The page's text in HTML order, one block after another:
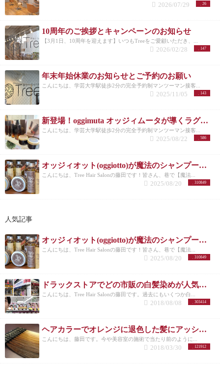
26
2026/07/29
10周年のご挨拶とキャンペーンのお知らせ
【3月1日、10周年を迎えます】いつもTreeをご愛顧いただき、...
147
2026/02/28
年末年始休業のお知らせとご予約のお願い
こんにちは、学芸大学駅徒歩2分の完全予約制マンツーマン接客...
143
2025/11/05
新登場！oggimuta オッジィムータが導くラグジュアリーな髪の未来
こんにちは、学芸大学駅徒歩2分の完全予約制マンツーマン接客...
586
2025/08/22
オッジィオット(oggiotto)が魔法のシャンプーと呼ばれる理由！取扱店だからこそ分かる髪質改善力
こんにちは、Tree Hair Salonの藤田です！皆さん、巷で【魔法...
310849
2025/08/20
人気記事
オッジィオット(oggiotto)が魔法のシャンプーと呼ばれる理由！取扱店だからこそ分かる髪質改善力
こんにちは、Tree Hair Salonの藤田です！皆さん、巷で【魔法...
310849
2025/08/20
ドラックストアでどの市販の白髪染めが人気なのか美容師がリサーチしてランキングにした。
こんにちは、Tree Hair Salonの藤田です。過去にもいくつか白...
303414
2018/08/08
ヘアカラーでオレンジに退色した髪にアッシュのすすめ
こんにちは、藤田です。今や美容室の施術で当たり前のように...
121912
2018/03/30